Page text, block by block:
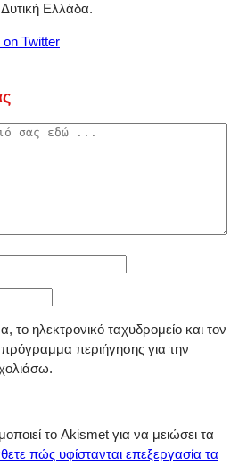
Ελλάδα.
Twitter
το ηλεκτρονικό ταχυδρομείο και τον
περιήγησης για την
το Akismet για να μειώσει τα
πώς υφίστανται επεξεργασία τα